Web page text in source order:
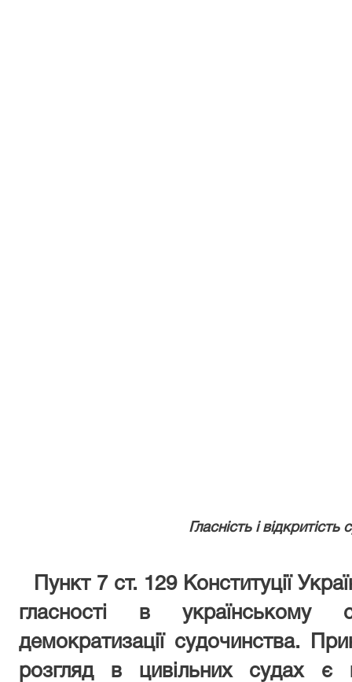
Гласність і
Пункт 7 ст. 129 Конституції
гласності в українському
демократизації судочинства.
розгляд в цивільних судах є